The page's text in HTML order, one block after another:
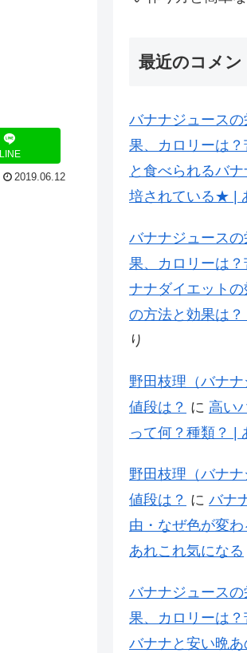
LINE
2019.06.12
最近のコメン
バナナジュース
果、カロリーは？
と食べられるバ
培されている★ |
バナナジュース
果、カロリーは？
ナナダイエット
の方法と効果は
り
野田枝理（バナ
値段は？ に 高い
って何？種類？ |
野田枝理（バナ
値段は？ に バナ
由・なぜ色が変わ
あれこれ気になる
バナナジュース
果、カロリーは？
バナナと安い晩あ